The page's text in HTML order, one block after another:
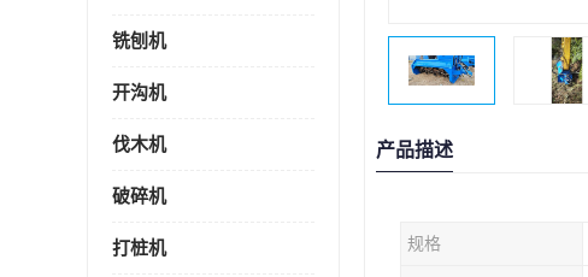
铣刨机
开沟机
伐木机
破碎机
打桩机
产品描述
规格